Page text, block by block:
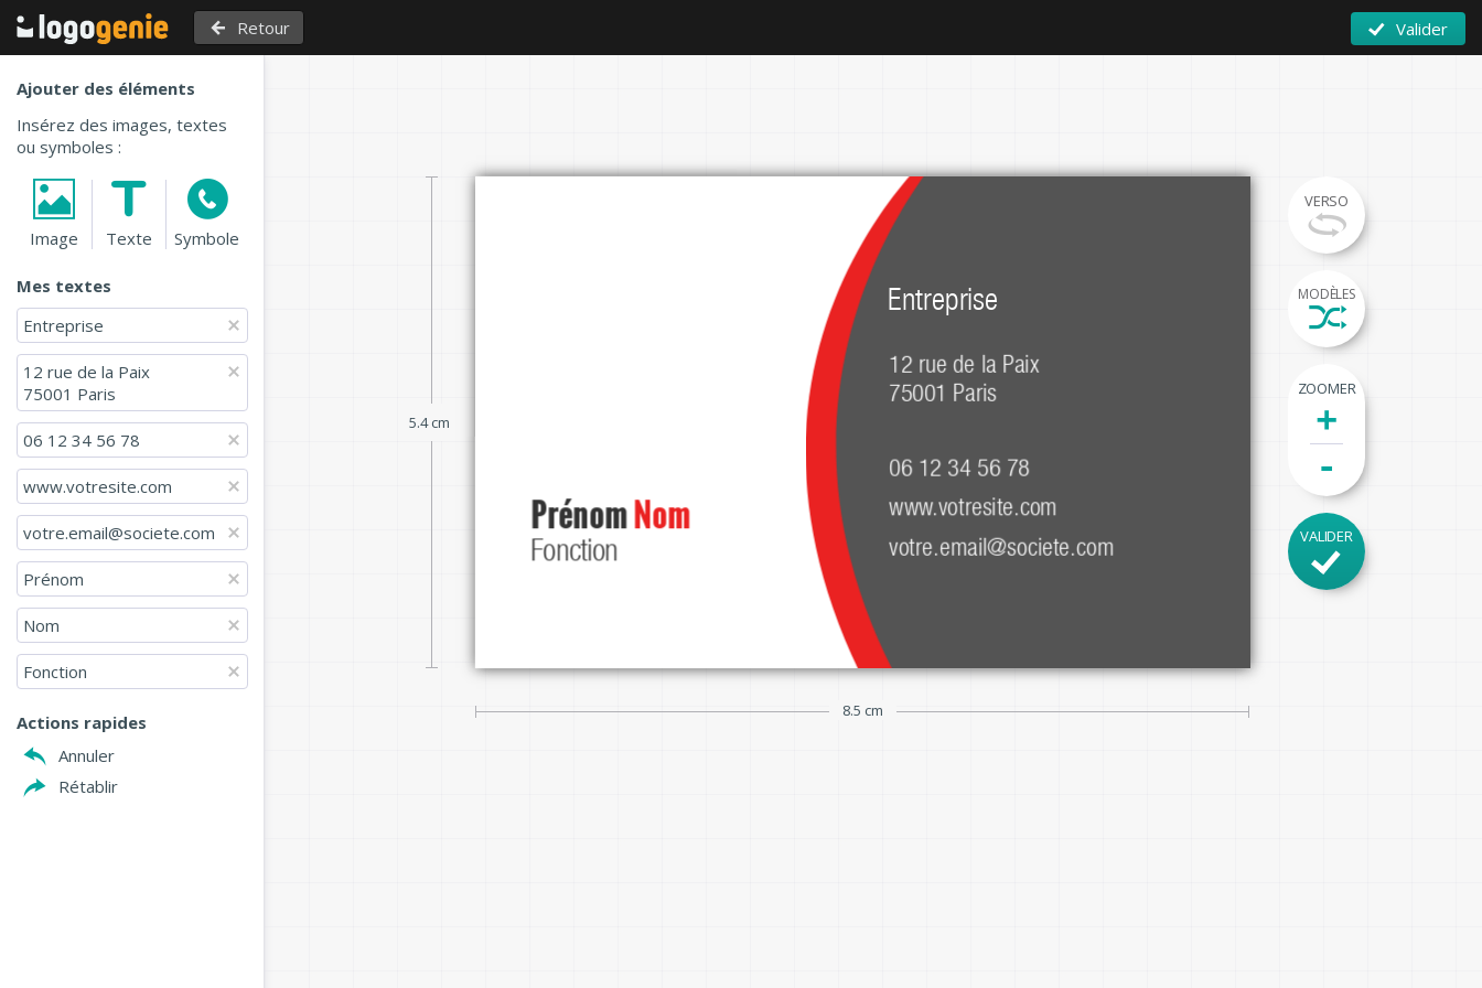
Retour Valider
Ajouter des éléments
Insérez des images, textes
ou symboles :
Image Texte Symbole
Mes textes
Entreprise
12 rue de la Paix
75001 Paris
06 12 34 56 78
www.votresite.com
votre.email@societe.com
Nom
Fonction
Actions rapides
Annuler
Rétablir
5.4 cm
8.5 cm
VERSO
MODÈLES
ZOOMER
+
-
VALIDER
Fonction
Prénom Nom
votre.email@societe.com
06 12 34 56 78
www.votresite.com
Entreprise
12 rue de la Paix
75001 Paris
Insérez votre slogan ici